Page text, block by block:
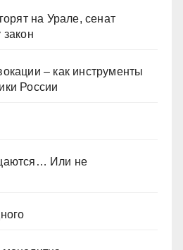
на Урале, сенат
– как инструменты
России
Или не